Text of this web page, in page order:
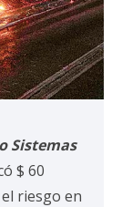
Sistemas
$ 60
riesgo en